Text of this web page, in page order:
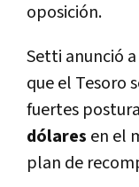
oposición.
Setti anunció
que el Tesoro
fuertes
dólares en el
plan de